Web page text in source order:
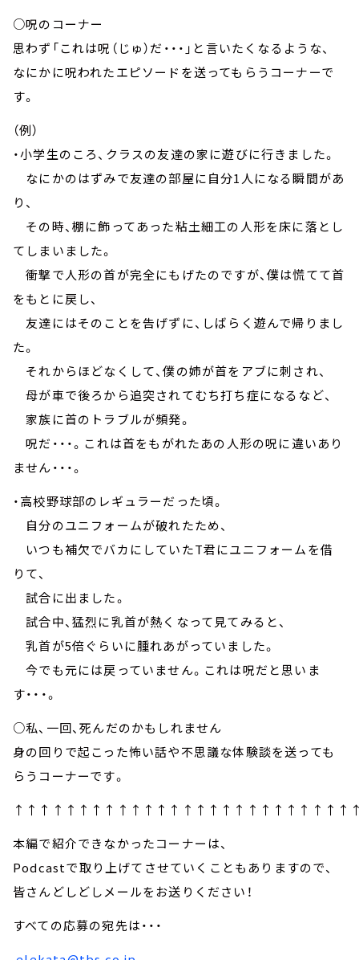
○呪のコーナー
思わず「これは呪（じゅ）だ・・・」と言いたくなるような、
なにかに呪われたエピソードを送ってもらうコーナーで
す。
（例）
・小学生のころ、クラスの友達の家に遊びに行きました。
なにかのはずみで友達の部屋に自分1人になる瞬間があ
り、
その時、棚に飾ってあった粘土細工の人形を床に落とし
てしまいました。
衝撃で人形の首が完全にもげたのですが、僕は慌てて首
をもとに戻し、
友達にはそのことを告げずに、しばらく遊んで帰りまし
た。
それからほどなくして、僕の姉が首をアブに刺され、
母が車で後ろから追突されてむち打ち症になるなど、
家族に首のトラブルが頻発。
呪だ・・・。これは首をもがれたあの人形の呪に違いあり
ません・・・。
・高校野球部のレギュラーだった頃。
自分のユニフォームが破れたため、
いつも補欠でバカにしていたT君にユニフォームを借
りて、
試合に出ました。
試合中、猛烈に乳首が熱くなって見てみると、
乳首が5倍ぐらいに腫れあがっていました。
今でも元には戻っていません。これは呪だと思いま
す・・・。
○私、一回、死んだのかもしれません
身の回りで起こった怖い話や不思議な体験談を送っても
らうコーナーです。
本編で紹介できなかったコーナーは、
Podcastで取り上げてさせていくこともありますので、
皆さんどしどしメールをお送りください！
すべての応募の宛先は・・・